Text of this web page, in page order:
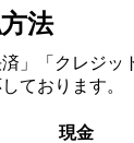
法
」「クレジッ
ております。
現金